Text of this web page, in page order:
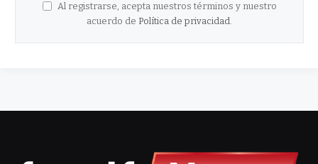
Al registrarse, acepta nuestros términos y nuestro
acuerdo de Política de privacidad.